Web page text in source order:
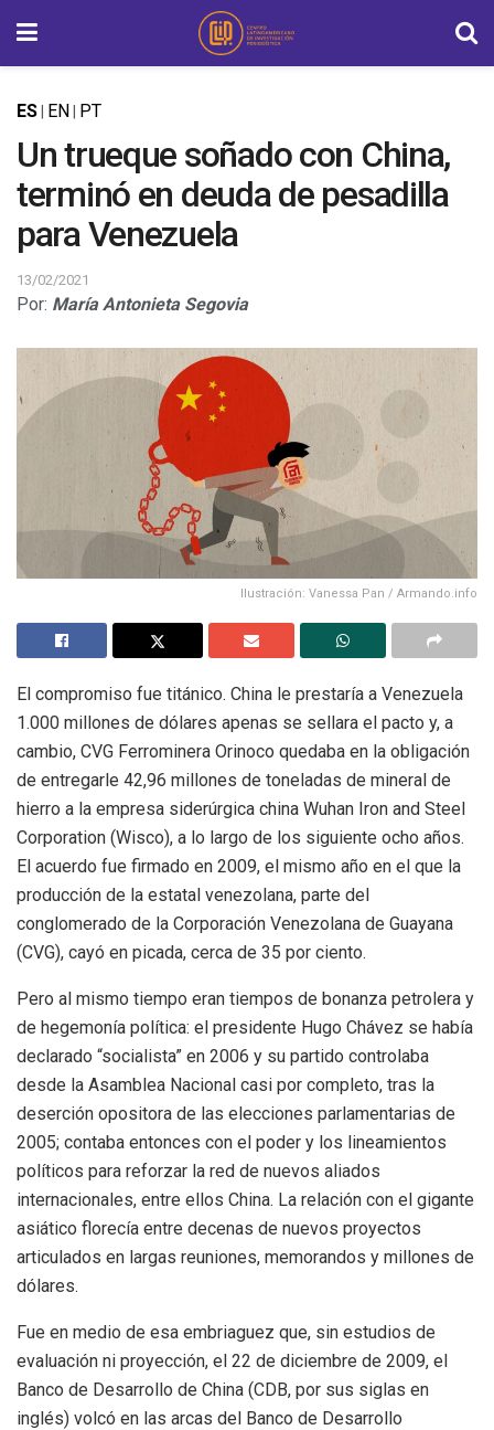
ES EN PT
Un trueque soñado con China,
terminó en deuda de pesadilla
para Venezuela
13/02/2021
Por: María Antonieta Segovia
Ilustración: Vanessa Pan / Armando.info
El compromiso fue titánico. China le prestaría a Venezuela
1.000 millones de dólares apenas se sellara el pacto y, a
cambio, CVG Ferrominera Orinoco quedaba en la obligación
de entregarle 42,96 millones de toneladas de mineral de
hierro a la empresa siderúrgica china Wuhan Iron and Steel
Corporation (Wisco), a lo largo de los siguiente ocho años.
El acuerdo fue firmado en 2009, el mismo año en el que la
producción de la estatal venezolana, parte del
conglomerado de la Corporación Venezolana de Guayana
(CVG), cayó en picada, cerca de 35 por ciento.
Pero al mismo tiempo eran tiempos de bonanza petrolera y
de hegemonía política: el presidente Hugo Chávez se había
declarado “socialista” en 2006 y su partido controlaba
desde la Asamblea Nacional casi por completo, tras la
deserción opositora de las elecciones parlamentarias de
2005; contaba entonces con el poder y los lineamientos
políticos para reforzar la red de nuevos aliados
internacionales, entre ellos China. La relación con el gigante
asiático florecía entre decenas de nuevos proyectos
articulados en largas reuniones, memorandos y millones de
dólares.
Fue en medio de esa embriaguez que, sin estudios de
evaluación ni proyección, el 22 de diciembre de 2009, el
Banco de Desarrollo de China (CDB, por sus siglas en
inglés) volcó en las arcas del Banco de Desarrollo